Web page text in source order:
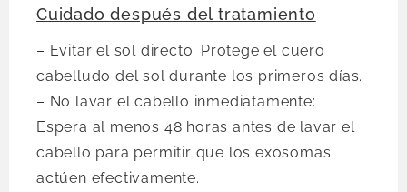
Cuidado después del tratamiento
– Evitar el sol directo: Protege el cuero
cabelludo del sol durante los primeros días.
– No lavar el cabello inmediatamente:
Espera al menos 48 horas antes de lavar el
cabello para permitir que los exosomas
actúen efectivamente.